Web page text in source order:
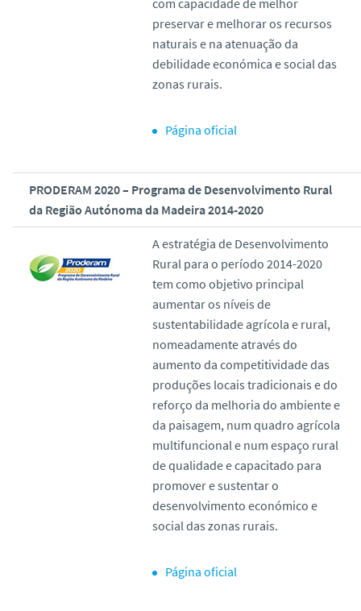
preservar e melhorar os recursos
naturais e na atenuação da
debilidade económica e social das
zonas rurais.
Página oficial
PRODERAM 2020 – Programa de Desenvolvimento Rural
da Região Autónoma da Madeira 2014-2020
A estratégia de Desenvolvimento
Rural para o período 2014-2020
tem como objetivo principal
aumentar os níveis de
sustentabilidade agrícola e rural,
nomeadamente através do
aumento da competitividade das
produções locais tradicionais e do
reforço da melhoria do ambiente e
da paisagem, num quadro agrícola
multifuncional e num espaço rural
de qualidade e capacitado para
promover e sustentar o
desenvolvimento económico e
social das zonas rurais.
Página oficial